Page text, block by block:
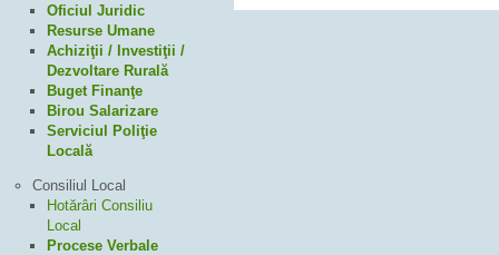
Oficiul Juridic
Resurse Umane
Achiziţii / Investiţii /
Dezvoltare Rurală
Buget Finanţe
Birou Salarizare
Serviciul Poliţie
Locală
Consiliul Local
Hotărâri Consiliu
Local
Procese Verbale